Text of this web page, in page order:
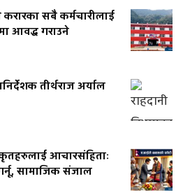
सबै कर्मचारीलाई
आवद्ध गराउने
तीर्थराज अर्याल
आचारसंहिताः
सामाजिक संजाल